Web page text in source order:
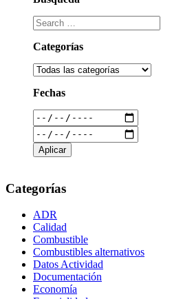
Categorías
Fechas
Categorías
ADR
Calidad
Combustible
Combustibles alternativos
Datos Actividad
Documentación
Economía